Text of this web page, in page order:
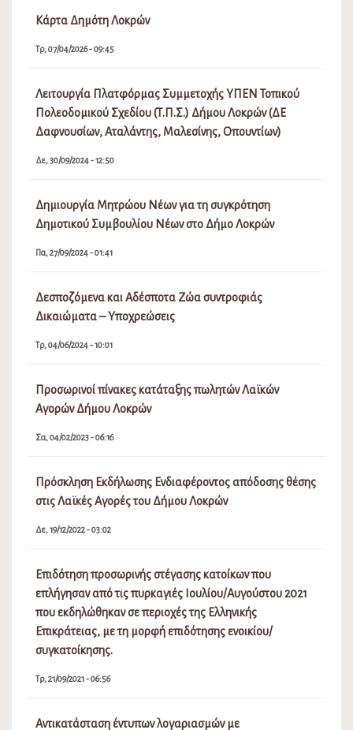
Κάρτα Δημότη Λοκρών
Τρ, 07/04/2026 - 09:45
Λειτουργία Πλατφόρμας Συμμετοχής ΥΠΕΝ Τοπικού
Πολεοδομικού Σχεδίου (Τ.Π.Σ.) Δήμου Λοκρών (ΔΕ
Δαφνουσίων, Αταλάντης, Μαλεσίνης, Οπουντίων)
Δε, 30/09/2024 - 12:50
Δημιουργία Μητρώου Νέων για τη συγκρότηση
Δημοτικού Συμβουλίου Νέων στο Δήμο Λοκρών
Πα, 27/09/2024 - 01:41
Δεσποζόμενα και Αδέσποτα Ζώα συντροφιάς
Δικαιώματα – Υποχρεώσεις
Τρ, 04/06/2024 - 10:01
Προσωρινοί πίνακες κατάταξης πωλητών Λαϊκών
Αγορών Δήμου Λοκρών
Σα, 04/02/2023 - 06:16
Πρόσκληση Εκδήλωσης Ενδιαφέροντος απόδοσης θέσης
στις Λαϊκές Αγορές του Δήμου Λοκρών
Δε, 19/12/2022 - 03:02
Επιδότηση προσωρινής στέγασης κατοίκων που
επλήγησαν από τις πυρκαγιές Ιουλίου/Αυγούστου 2021
που εκδηλώθηκαν σε περιοχές της Ελληνικής
Επικράτειας, με τη μορφή επιδότησης ενοικίου/
συγκατοίκησης.
Τρ, 21/09/2021 - 06:56
Αντικατάσταση έντυπων λογαριασμών με